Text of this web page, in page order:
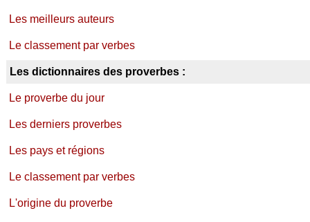
Les meilleurs auteurs
Le classement par verbes
Les dictionnaires des proverbes :
Le proverbe du jour
Les derniers proverbes
Les pays et régions
Le classement par verbes
L'origine du proverbe